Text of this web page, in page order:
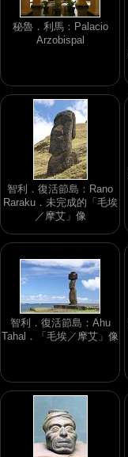
秘魯．利馬：Palacio
Arzobispal
智利．復活節島：Rano
Raraku．未完成的「毛埃
／摩艾」像
智利．復活節島：Ahu
Tahal．「毛埃／摩艾」像